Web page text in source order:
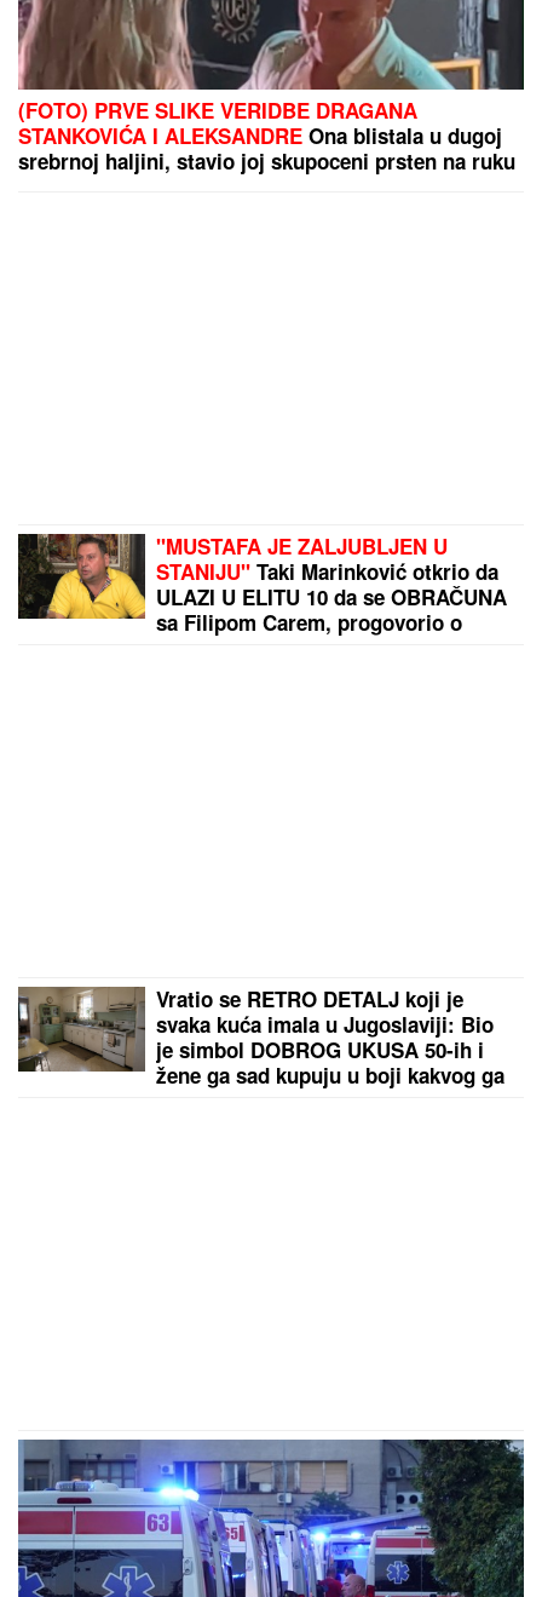
(FOTO) PRVE SLIKE VERIDBE DRAGANA
STANKOVIĆA I ALEKSANDRE Ona blistala u dugoj
srebrnoj haljini, stavio joj skupoceni prsten na ruku
"MUSTAFA JE ZALJUBLJEN U
STANIJU" Taki Marinković otkrio da
ULAZI U ELITU 10 da se OBRAČUNA
sa Filipom Carem, progovorio o
Vratio se RETRO DETALJ koji je
svaka kuća imala u Jugoslaviji: Bio
je simbol DOBROG UKUSA 50-ih i
žene ga sad kupuju u boji kakvog ga